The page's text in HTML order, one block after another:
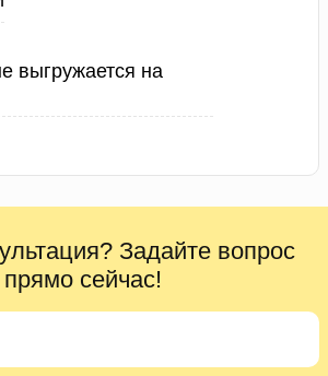
выгружается на
Задайте вопрос
прямо сейчас!